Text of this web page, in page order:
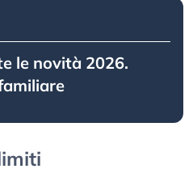
le novità 2026.